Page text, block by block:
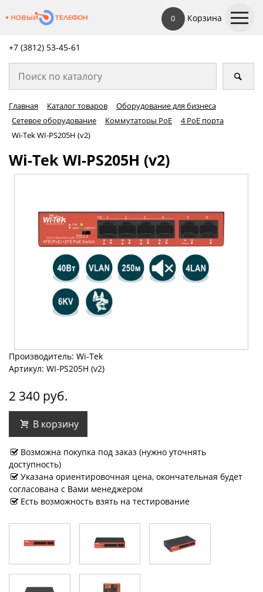
0 Корзина
+7 (3812) 53-45-61
Главная Каталог товаров
Оборудование для бизнеса
Сетевое оборудование
Коммутаторы PoE
4 PoE порта
Wi-Tek WI-PS205H (v2)
Wi-Tek WI-PS205H (v2)
Производитель: Wi-Tek
Артикул: WI-PS205H (v2)
2 340 руб.
В корзину
Возможна покупка под заказ (нужно уточнять
доступность)
Указана ориентировочная цена, окончательная будет
согласована с Вами менеджером
Есть возможность взять на тестирование